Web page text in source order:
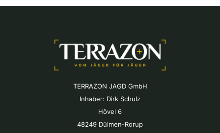
TERRAZON JAGD GmbH
Inhaber: Dirk Schulz
Hövel 6
48249 Dülmen-Rorup